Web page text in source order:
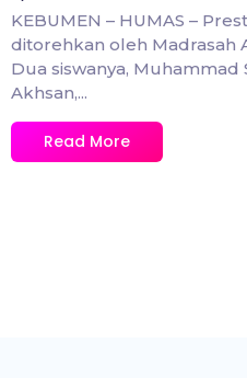
KEBUMEN – HUMAS –
ditorehkan oleh Madrasah
Dua siswanya,
Akhsan,...
Read More